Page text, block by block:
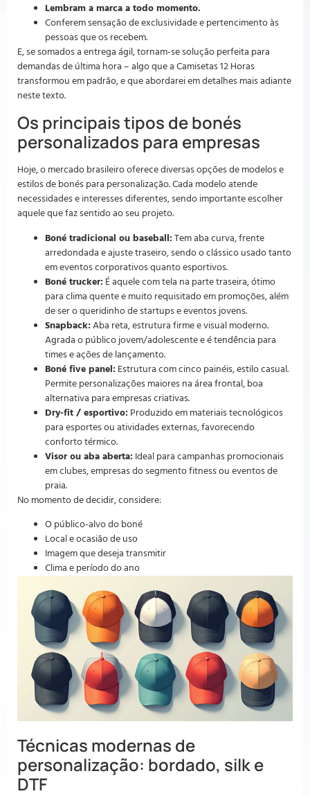
Lembram a marca a todo momento.
Conferem sensação de exclusividade e pertencimento às
pessoas que os recebem.
E, se somados a entrega ágil, tornam-se solução perfeita para
demandas de última hora – algo que a Camisetas 12 Horas
transformou em padrão, e que abordarei em detalhes mais adiante
neste texto.
Os principais tipos de bonés
personalizados para empresas
Hoje, o mercado brasileiro oferece diversas opções de modelos e
estilos de bonés para personalização. Cada modelo atende
necessidades e interesses diferentes, sendo importante escolher
aquele que faz sentido ao seu projeto.
Boné tradicional ou baseball: Tem aba curva, frente
arredondada e ajuste traseiro, sendo o clássico usado tanto
em eventos corporativos quanto esportivos.
Boné trucker: É aquele com tela na parte traseira, ótimo
para clima quente e muito requisitado em promoções, além
de ser o queridinho de startups e eventos jovens.
Snapback: Aba reta, estrutura firme e visual moderno.
Agrada o público jovem/adolescente e é tendência para
times e ações de lançamento.
Boné five panel: Estrutura com cinco painéis, estilo casual.
Permite personalizações maiores na área frontal, boa
alternativa para empresas criativas.
Dry-fit / esportivo: Produzido em materiais tecnológicos
para esportes ou atividades externas, favorecendo
conforto térmico.
Visor ou aba aberta: Ideal para campanhas promocionais
em clubes, empresas do segmento fitness ou eventos de
praia.
No momento de decidir, considere:
O público-alvo do boné
Local e ocasião de uso
Imagem que deseja transmitir
Clima e período do ano
Técnicas modernas de
personalização: bordado, silk e
DTF